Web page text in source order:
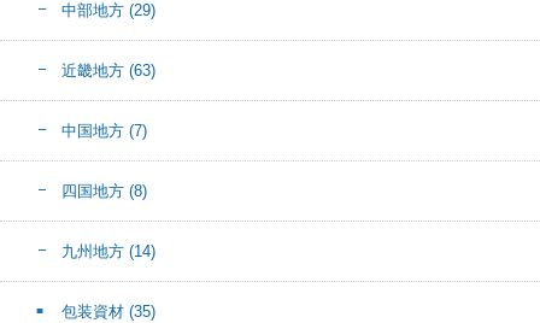
中部地方 (29)
近畿地方 (63)
中国地方 (7)
四国地方 (8)
九州地方 (14)
包装資材 (35)